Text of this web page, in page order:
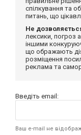
спілкування та
питань, що
Не
лексики, погроз
іншими
що ображають
розміщення
реклама та
Введіть email:
Ваш e-mail не